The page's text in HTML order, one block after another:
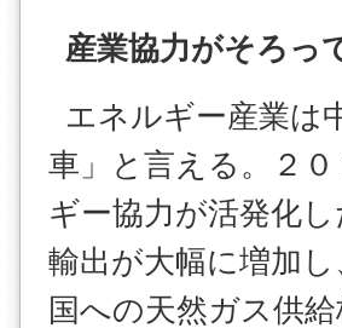
産業協力がそろっ
エネルギー産業は
車」と言える。２
ギー協力が活発化
輸出が大幅に増加
国への天然ガス供